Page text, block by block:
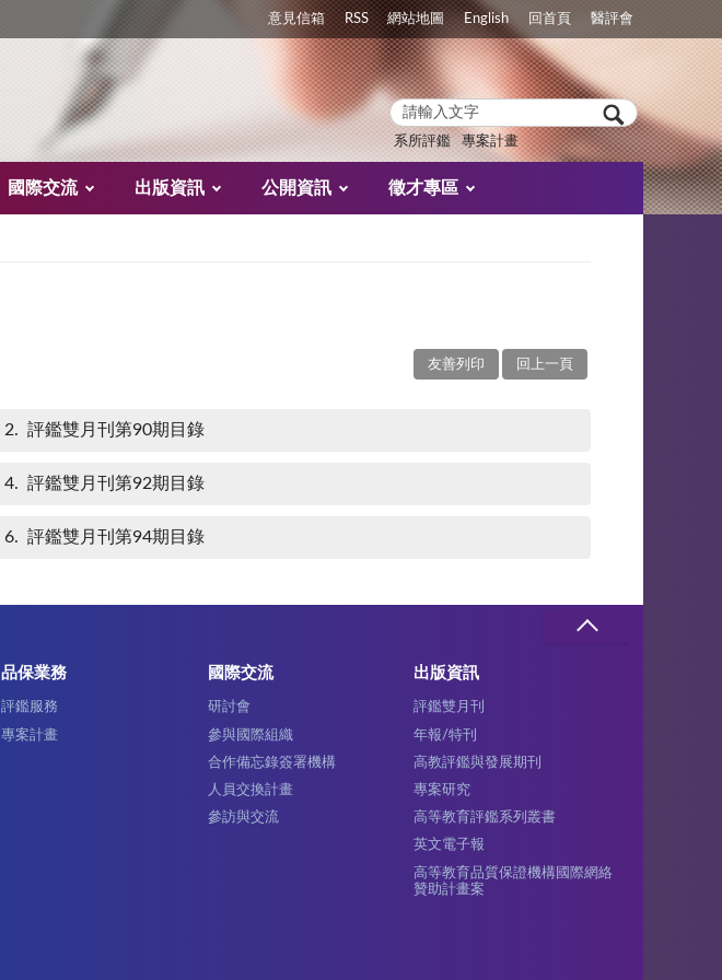
意見信箱 RSS 網站地圖 English 回首頁 醫評會
系所評鑑 專案計畫
國際交流 出版資訊 公開資訊 徵才專區
回上一頁
友善列印
2 評鑑雙月刊第90期目錄
4 評鑑雙月刊第92期目錄
6 評鑑雙月刊第94期目錄
品保業務
評鑑服務
專案計畫
國際交流
研討會
參與國際組織
合作備忘錄簽署機構
人員交換計畫
參訪與交流
出版資訊
評鑑雙月刊
年報/特刊
高教評鑑與發展期刊
專案研究
高等教育評鑑系列叢書
英文電子報
高等教育品質保證機構國際網絡
贊助計畫案